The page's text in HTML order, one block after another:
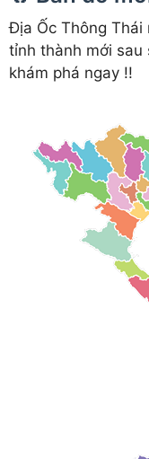
Địa Ốc Thông
tỉnh thành mới sau
khám phá ngay !!